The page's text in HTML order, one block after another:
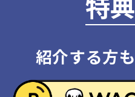
紹介する方